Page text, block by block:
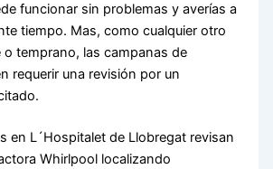
funcionar sin problemas y averías a
tiempo. Mas, como cualquier otro
temprano, las campanas de
requerir una revisión por un
en L´Hospitalet de Llobregat revisan
Whirlpool localizando